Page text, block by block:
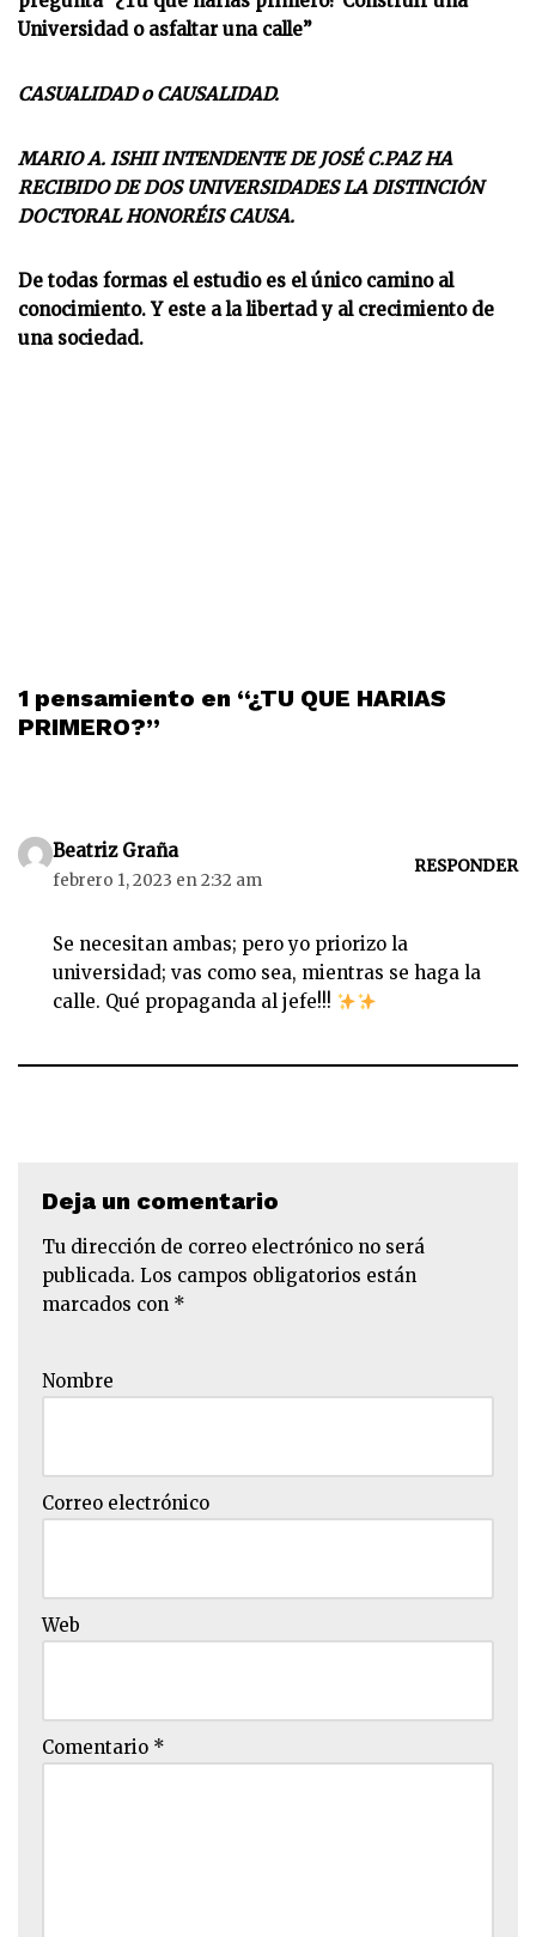
Universidad o asfaltar una calle”
CASUALIDAD o CAUSALIDAD.
MARIO A. ISHII INTENDENTE DE JOSÉ C.PAZ HA
RECIBIDO DE DOS UNIVERSIDADES LA DISTINCIÓN
DOCTORAL HONORÉIS CAUSA.
De todas formas el estudio es el único camino al
conocimiento. Y este a la libertad y al crecimiento de
una sociedad.
1 pensamiento en “¿TU QUE HARIAS
PRIMERO?”
Beatriz Graña
febrero 1, 2023 en 2:32 am
RESPONDER
Se necesitan ambas; pero yo priorizo la
universidad; vas como sea, mientras se haga la
calle. Qué propaganda al jefe!!!
Deja un comentario
Tu dirección de correo electrónico no será
publicada. Los campos obligatorios están
marcados con *
Nombre
Correo electrónico
Web
Comentario *